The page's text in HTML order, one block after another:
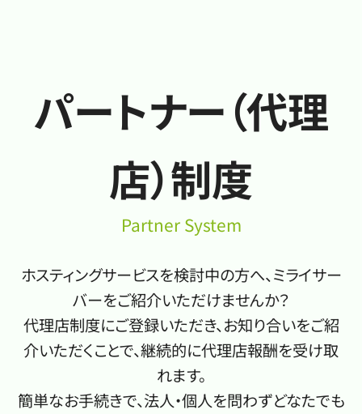
パートナー（代理
店）制度
Partner System
ホスティングサービスを検討中の方へ、ミライサー
バーをご紹介いただけませんか？
代理店制度にご登録いただき、お知り合いをご紹
介いただくことで、継続的に代理店報酬を受け取
れます。
簡単なお手続きで、法人・個人を問わずどなたでも